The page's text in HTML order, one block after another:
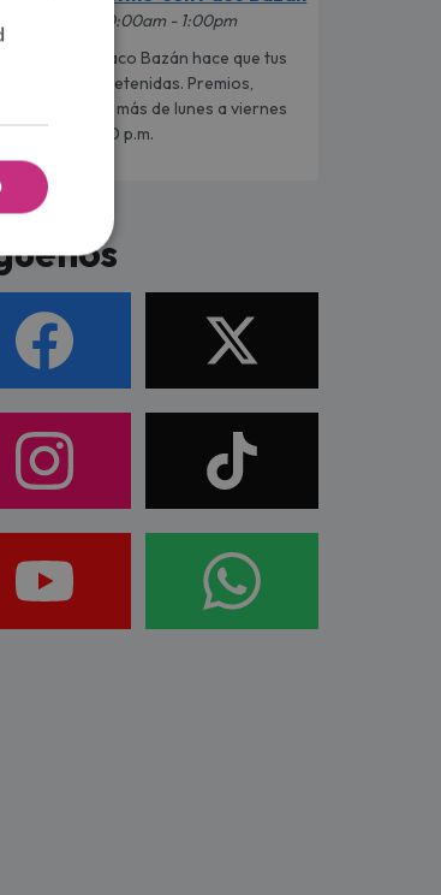
10:00am - 1:00pm
Paco Bazán hace que tus
sean entretenidas. Premios,
y mucho más de lunes a viernes
a.m. a 1:00 p.m.